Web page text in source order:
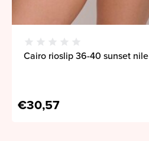
Cairo rioslip 36-40 sunset nile
€30,57